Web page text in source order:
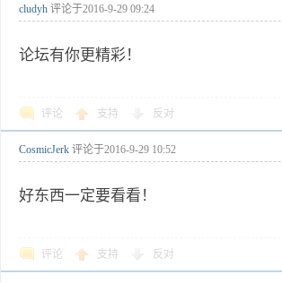
cludyh 评论于2016-9-29 09:24
论坛有你更精彩！
评论 支持 反对
CosmicJerk 评论于2016-9-29 10:52
好东西一定要看看！
评论 支持 反对